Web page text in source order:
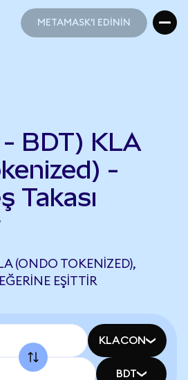
METAMASK'I EDİNİN
BDT) KLA
-
Takası
(ONDO TOKENIZED),
EŞITTIR
KLACON
BDT